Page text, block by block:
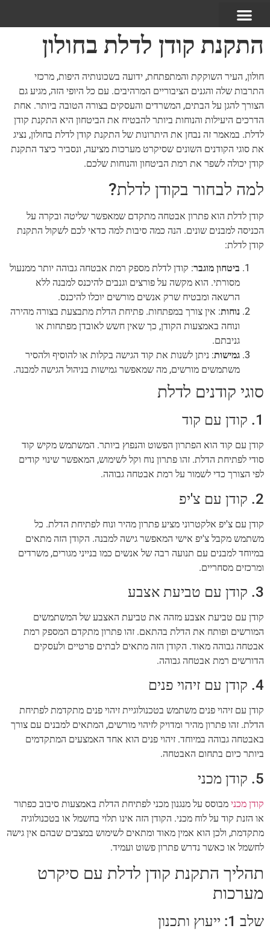
התקנת קודן לדלת בחולון
חולון, העיר השוקקת והמתפתחת, ידועה בשכונותיה היפות, מרכזי
התרבות שלה והגנים הציבוריים המרהיבים. עם כל היופי הזה, מגיע גם
הצורך להגן על הבתים, המשרדים והעסקים בצורה הטובה ביותר. אחת
הדרכים היעילות והנוחות ביותר להבטיח את הביטחון היא התקנת קודן
לדלת. במאמר זה נבחן את היתרונות של התקנת קודן לדלת בחולון, נציג
את סוגי הקודנים השונים שסיקרט מערכות מציעה, ונסביר כיצד התקנת
קודן יכולה לשפר את רמת הביטחון והנוחות שלכם.
למה לבחור בקודן לדלת?
קודן לדלת הוא פתרון אבטחה מתקדם שמאפשר שליטה ובקרה על
הכניסה למבנים שונים. הנה כמה סיבות למה כדאי לכם לשקול התקנת
קודן לדלת:
ביטחון מוגבר: קודן לדלת מספק רמת אבטחה גבוהה יותר ממנעול
מסורתי. הוא מקשה על פורצים וגנבים להיכנס למבנה ללא
הרשאה ומבטיח שרק אנשים מורשים יוכלו להיכנס.
נוחות: אין צורך במפתחות. פתיחת הדלת מתבצעת בצורה מהירה
ונוחה באמצעות הקודן, כך שאין חשש לאובדן מפתחות או
גניבתם.
גמישות: ניתן לשנות את קוד הגישה בקלות או להוסיף ולהסיר
משתמשים מורשים, מה שמאפשר גמישות בניהול הגישה למבנה.
סוגי קודנים לדלת
1. קודן עם קוד
קודן עם קוד הוא הפתרון הפשוט והנפוץ ביותר. המשתמש מקיש קוד
סודי לפתיחת הדלת. זהו פתרון נוח וקל לשימוש, המאפשר שינוי קודים
לפי הצורך כדי לשמור על רמת אבטחה גבוהה.
2. קודן עם צ'יפ
קודן עם צ'יפ אלקטרוני מציע פתרון מהיר ונוח לפתיחת הדלת. כל
משתמש מקבל צ'יפ אישי המאפשר גישה למבנה. הקודן הזה מתאים
במיוחד למבנים עם תנועה רבה של אנשים כמו בנייני מגורים, משרדים
ומרכזים מסחריים.
3. קודן עם טביעת אצבע
קודן עם טביעת אצבע מזהה את טביעת האצבע של המשתמשים
המורשים ופותח את הדלת בהתאם. זהו פתרון מתקדם המספק רמת
אבטחה גבוהה מאוד. הקודן הזה מתאים לבתים פרטיים ולעסקים
הדורשים רמת אבטחה גבוהה.
4. קודן עם זיהוי פנים
קודן עם זיהוי פנים משתמש בטכנולוגיית זיהוי פנים מתקדמת לפתיחת
הדלת. זהו פתרון מהיר ומדויק לזיהוי מורשים, המתאים למבנים עם צורך
באבטחה גבוהה במיוחד. זיהוי פנים הוא אחד האמצעים המתקדמים
ביותר כיום בתחום האבטחה.
5. קודן מכני
קודן מכני מבוסס על מנגנון מכני לפתיחת הדלת באמצעות סיבוב כפתור
או הזנת קוד על לוח מכני. הקודן הזה אינו תלוי בחשמל או בטכנולוגיה
מתקדמת, ולכן הוא אמין מאוד ומתאים לשימוש במצבים שבהם אין גישה
לחשמל או כאשר נדרש פתרון פשוט ועמיד.
תהליך התקנת קודן לדלת עם סיקרט
מערכות
שלב 1: ייעוץ ותכנון